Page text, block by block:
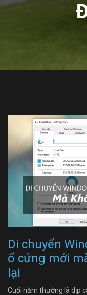
Di chuyển
ổ cứng mới
lại
Cuối năm thường là dịp